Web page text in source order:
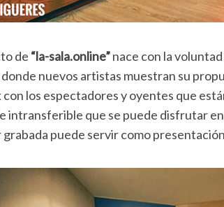
de “la-sala.online”nace con la
nuevos artistas muestran su
los espectadores y oyentes que
intransferible que se puede disfrutar
grabada puede servir como